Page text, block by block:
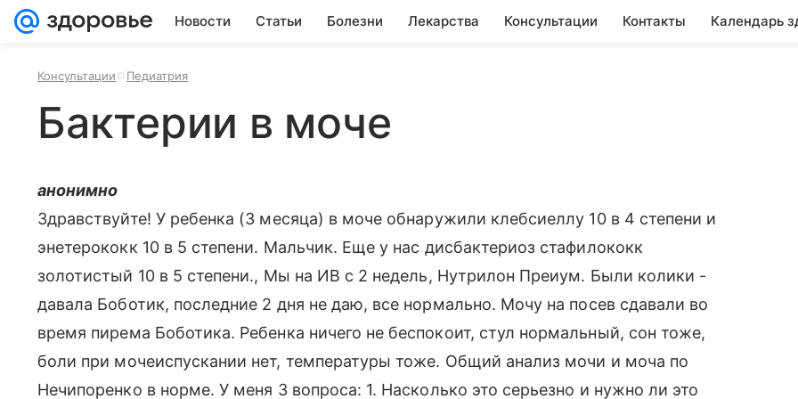
Новости Статьи Болезни Лекарства Консультации Контакты Календарь
Консультации Педиатрия
Бактерии в моче
анонимно
Здравствуйте! У ребенка (3 месяца) в моче обнаружили клебсиеллу 10 в 4 степени и
энетерококк 10 в 5 степени. Мальчик. Еще у нас дисбактериоз стафилококк
золотистый 10 в 5 степени., Мы на ИВ с 2 недель, Нутрилон Преиум. Были колики -
давала Боботик, последние 2 дня не даю, все нормально. Мочу на посев сдавали во
время пирема Боботика. Ребенка ничего не беспокоит, стул нормальный, сон тоже,
боли при мочеиспускании нет, температуры тоже. Общий анализ мочи и моча по
Нечипоренко в норме. У меня 3 вопроса: 1. Насколько это серьезно и нужно ли это